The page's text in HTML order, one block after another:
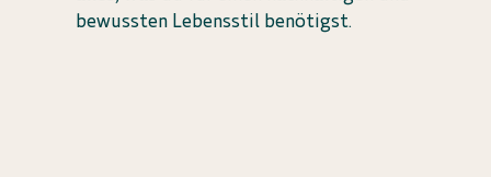
bewussten Lebensstil benötigst.